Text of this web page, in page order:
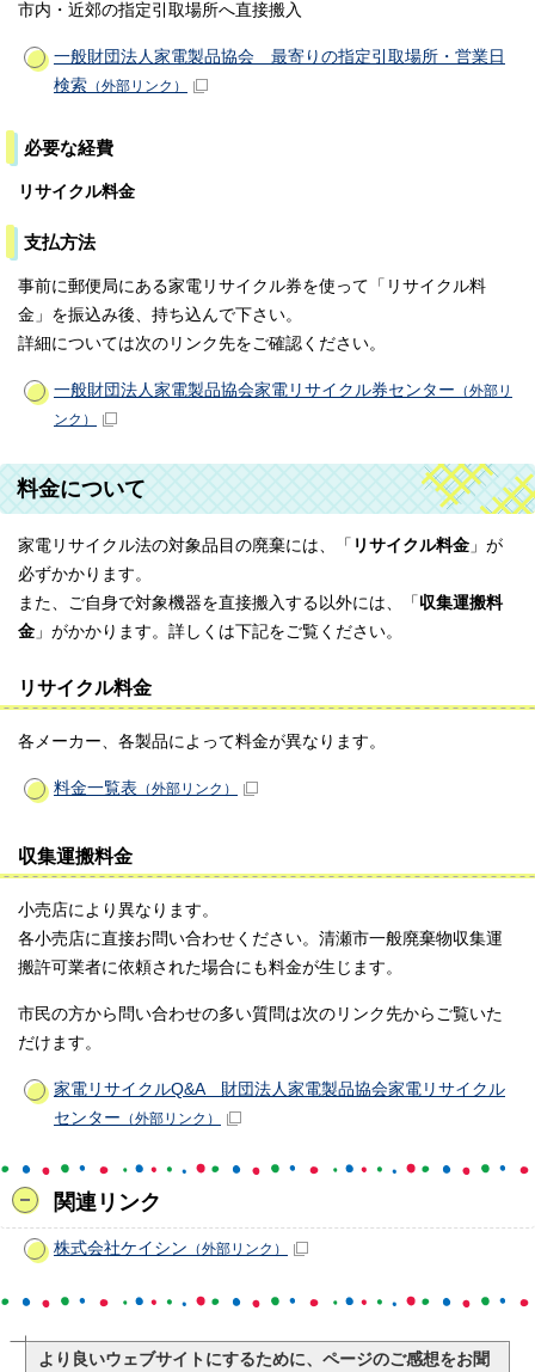
市内・近郊の指定引取場所へ直接搬入
一般財団法人家電製品協会 最寄りの指定引取場所・営業日
検索 （外部リンク）
必要な経費
リサイクル料金
支払方法
事前に郵便局にある家電リサイクル券を使って「リサイクル料
金」を振込み後、持ち込んで下さい。
詳細については次のリンク先をご確認ください。
一般財団法人家電製品協会家電リサイクル券センター （外部リ
ンク）
料金について
家電リサイクル法の対象品目の廃棄には、「 リサイクル料金 」が
必ずかかります。
また、ご自身で対象機器を直接搬入する以外には、「 収集運搬料
金 」がかかります。詳しくは下記をご覧ください。
リサイクル料金
各メーカー、各製品によって料金が異なります。
料金一覧表 （外部リンク）
収集運搬料金
小売店により異なります。
各小売店に直接お問い合わせください。清瀬市一般廃棄物収集運
搬許可業者に依頼された場合にも料金が生じます。
市民の方から問い合わせの多い質問は次のリンク先からご覧いた
だけます。
家電リサイクルQ&A 財団法人家電製品協会家電リサイクル
センター （外部リンク）
関連リンク
株式会社ケイシン （外部リンク）
より良いウェブサイトにするために、ページのご感想をお聞